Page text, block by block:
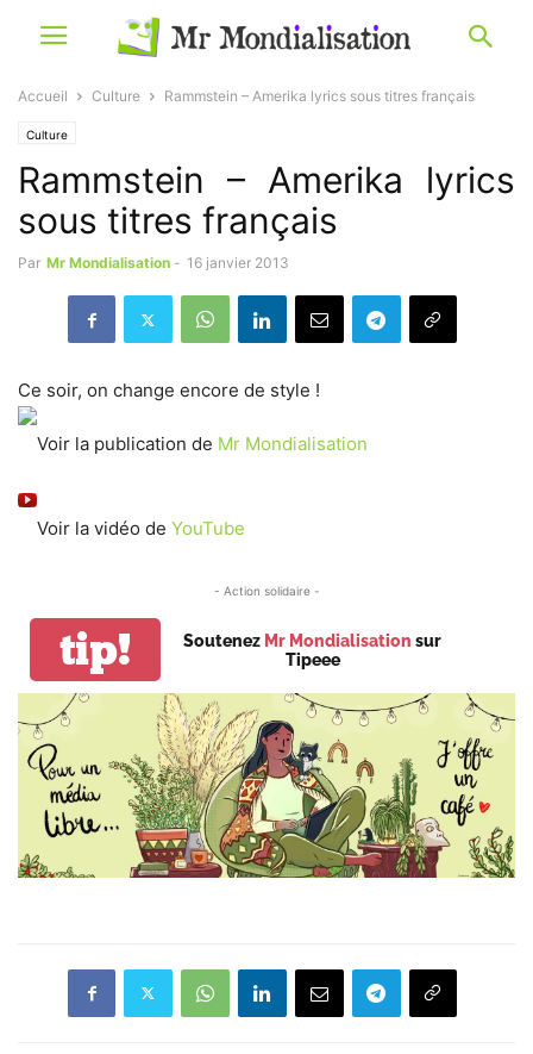
Accueil Culture Rammstein – Amerika lyrics sous titres français
Culture
Rammstein – Amerika lyrics
sous titres français
Par Mr Mondialisation - 16 janvier 2013
Ce soir, on change encore de style !
Voir la publication de Mr Mondialisation
Voir la vidéo de YouTube
- Action solidaire -
tip! Soutenez Mr Mondialisation sur
Tipeee